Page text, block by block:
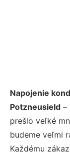
Napojenie
Potzneusield –
prešlo veľké
budeme veľmi
Každému